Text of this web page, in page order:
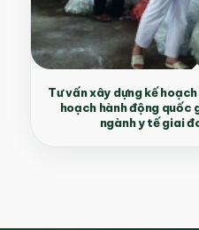
Tư vấn xây dựng kế
hoạch hành động quốc
ngành y tế giai